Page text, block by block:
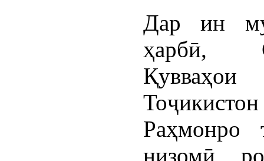
Дар ин
ҳарбӣ,
Раҳмонро
низомӣ,